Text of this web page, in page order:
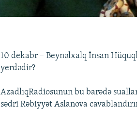
10 dekabr – Beynəlxalq İnsan
yerdədir?
AzadlıqRadiosunun bu barədə
sədri Rəbiyyət Aslanova